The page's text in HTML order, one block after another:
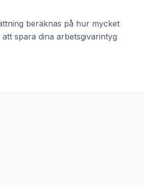
beräknas på hur mycket
spara dina arbetsgivarintyg